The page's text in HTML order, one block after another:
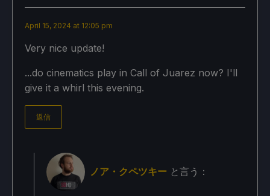
April 15, 2024 at 12:05 pm
Very nice update!
...do cinematics play in Call of Juarez now? I'll
give it a whirl this evening.
返信
ノア・クペツキー と言う：